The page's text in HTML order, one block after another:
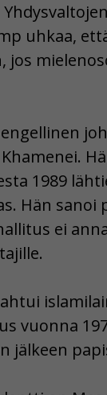
uhkaa,
jos
1989
Hän sanoi
ei
vuonna
jälkeen